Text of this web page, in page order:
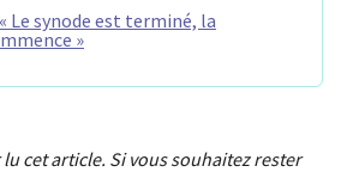
« Le synode est terminé, la
»
cet article. Si vous souhaitez rester